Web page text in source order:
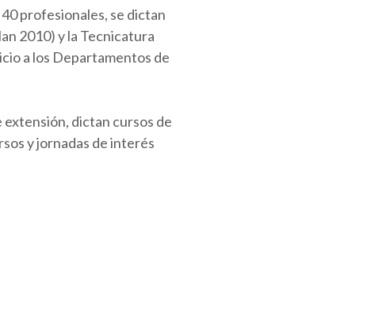
profesionales, se dictan
2010) y la Tecnicatura
a los Departamentos de
dictan cursos de
y jornadas de interés